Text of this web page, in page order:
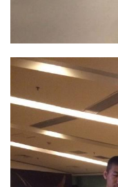
動
訓
心
得